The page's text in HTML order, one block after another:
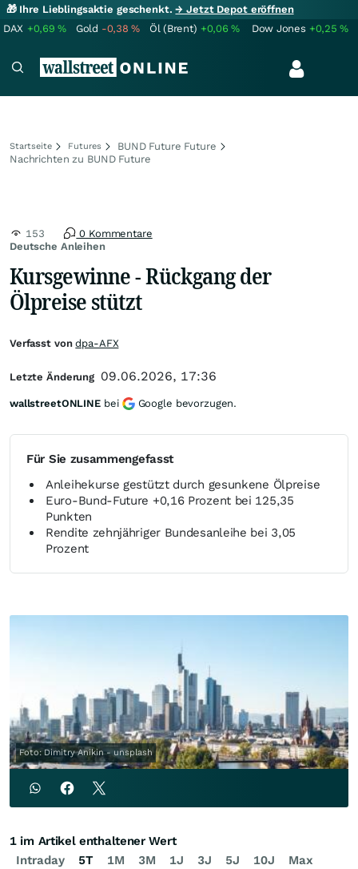
🎁 Ihre Lieblingsaktie geschenkt.→ Jetzt Depot eröffnen
DAX +0,69% Gold -0,38% Öl (Brent) +0,06% Dow Jones +0,25%
Startseite Futures
BUND Future Future
Nachrichten zu BUND Future
Deutsche Anleihen
153 0 Kommentare
Kursgewinne - Rückgang der
Ölpreise stützt
Für Sie zusammengefasst
Anleihekurse gestützt durch gesunkene Ölpreise
Euro-Bund-Future +0,16 Prozent bei 125,35
Punkten
Rendite zehnjähriger Bundesanleihe bei 3,05
Prozent
Foto: Dimitry Anikin - unsplash
Verfasst vondpa-AFX
Letzte Änderung 09.06.2026, 17:36
wallstreetONLINE bei Google bevorzugen.
Intraday 5T 1M 3M 1J 3J 5J 10J Max
1 im Artikel enthaltener Wert